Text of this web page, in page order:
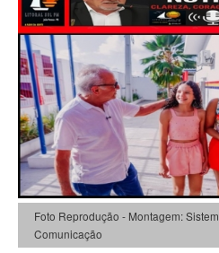
Foto Reprodução - Montagem:
Comunicação